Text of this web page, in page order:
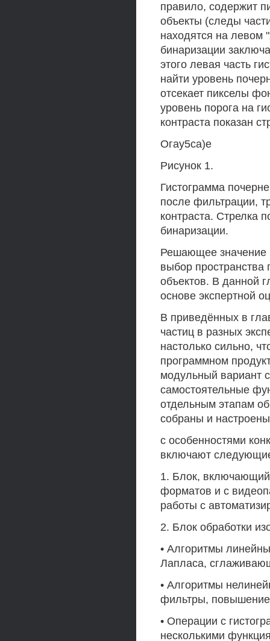
правило, содержит
объекты (следы
находятся на левом
бинаризации
этого левая часть
найти уровень
отсекает пикселы
уровень порога на
контраста показан
Огау5са)е
Рисунок 1.
Гистограмма
после фильтрации,
контраста. Стрелка
бинаризации.
Решающее значение
выбор пространства
объектов. В данной
основе экспертной
В приведённых в
частиц в разных
настолько сильно,
программном
модульный вариант
самостоятельные
отдельным этапам
собраны и
с особенностями
включают
1. Блок,
форматов и с
работы с
2. Блок обработки
• Алгоритмы
Лапласа,
• Алгоритмы
фильтры, повышение
• Операции с
несколькими